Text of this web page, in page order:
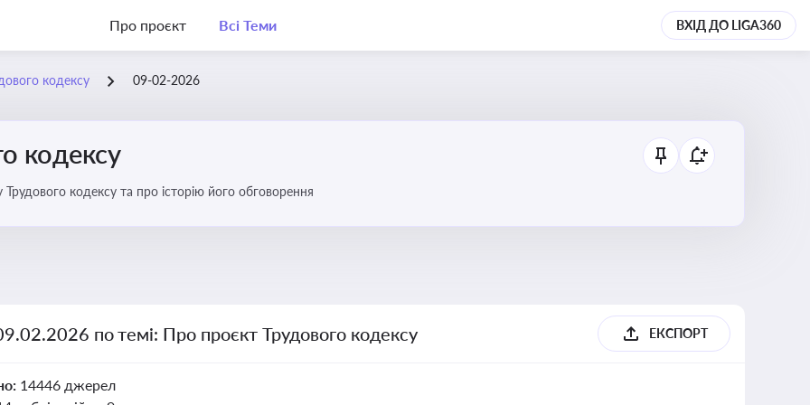
Про проєкт Всі Теми ВХІД ДО LIGA360
кодексу 09-02-2026
кодексу
кодексу та про історію його обговорення
по темі: Про проєкт Трудового кодексу ЕКСПОРТ
14446 джерел